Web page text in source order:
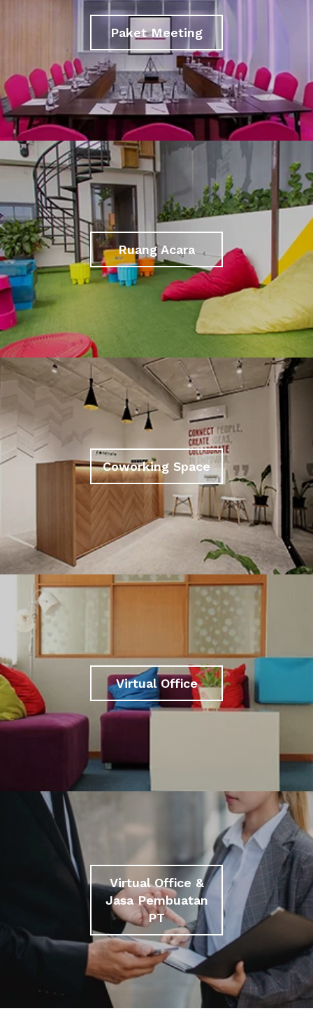
Paket Meeting
Ruang Acara
Coworking Space
Virtual Office
Virtual Office &
Jasa Pembuatan
PT